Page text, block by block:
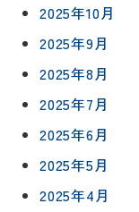
2025年10月
2025年9月
2025年8月
2025年7月
2025年6月
2025年5月
2025年4月